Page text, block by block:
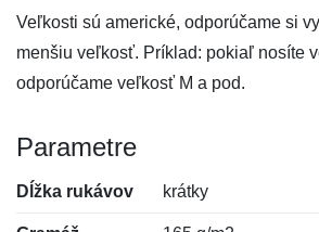
Veľkosti sú americké, odporúčame si
menšiu veľkosť. Príklad: pokiaľ nosíte
odporúčame veľkosť M a pod.
Parametre
Dĺžka rukávov krátky